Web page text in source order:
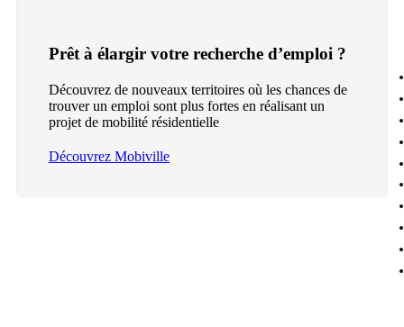
Prêt à élargir votre recherche d’emploi ?
Découvrez de nouveaux territoires où les chances de
trouver un emploi sont plus fortes en réalisant un
projet de mobilité résidentielle
Découvrez Mobiville